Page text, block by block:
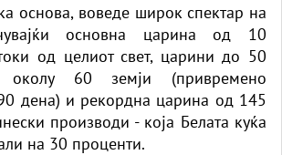
основа, воведе широк спектар на
основна царина од 10
од целиот свет, царини до 50
околу 60 земји (привремено
дена) и рекордна царина од 145
производи - која Белата куќа
на 30 проценти.